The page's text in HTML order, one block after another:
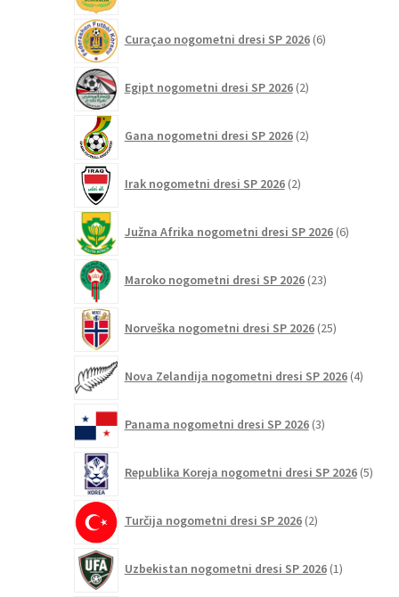
Curaçao nogometni dresi SP 2026 6izdelkov
Egipt nogometni dresi SP 2026 2izdelka
Gana nogometni dresi SP 2026 2izdelka
Irak nogometni dresi SP 2026 2izdelka
Južna Afrika nogometni dresi SP 2026 6izdelkov
Maroko nogometni dresi SP 2026 23izdelkov
Norveška nogometni dresi SP 2026 25izdelkov
Nova Zelandija nogometni dresi SP 2026 4izdelki
Panama nogometni dresi SP 2026 3izdelki
Republika Koreja nogometni dresi SP 2026 5
Turčija nogometni dresi SP 2026 2izdelka
Uzbekistan nogometni dresi SP 2026 1izdelek